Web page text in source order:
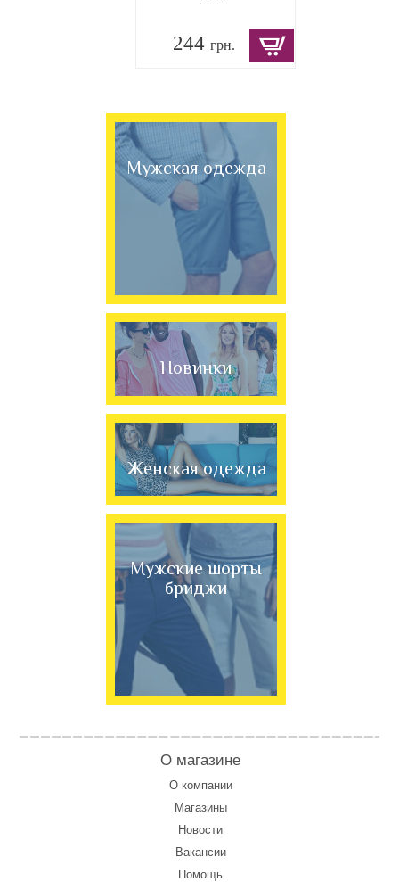
244 грн.
Мужская одежда
Новинки
Женская одежда
Мужские шорты
бриджи
О магазине
О компании
Магазины
Новости
Вакансии
Помощь